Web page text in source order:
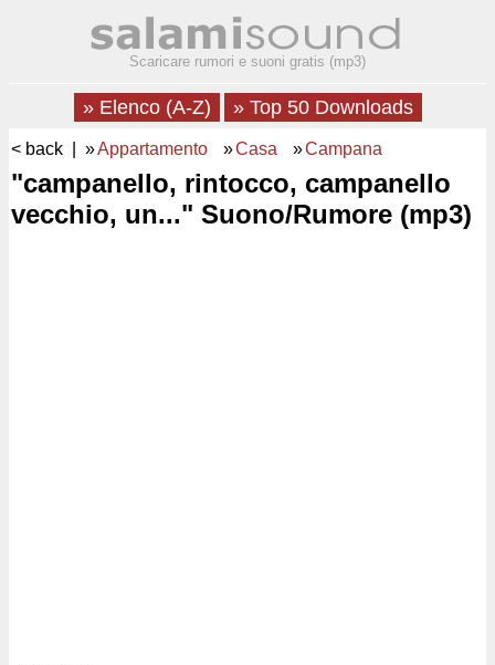
Scaricare rumori e suoni gratis (mp3)
» Elenco (A-Z) » Top 50 Downloads
< back | »Appartamento »Casa »Campana
"campanello, rintocco, campanello
vecchio, un..." Suono/Rumore (mp3)